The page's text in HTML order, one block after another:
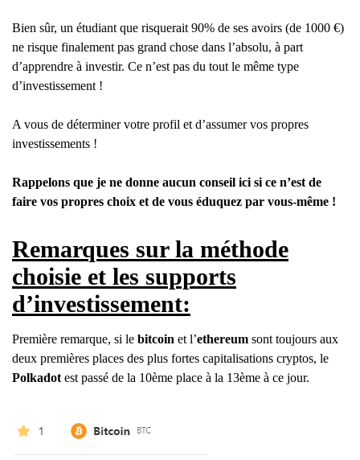
Bien sûr, un étudiant que risquerait 90% de ses avoirs (de 1000 €)
ne risque finalement pas grand chose dans l’absolu, à part
d’apprendre à investir. Ce n’est pas du tout le même type
d’investissement !
A vous de déterminer votre profil et d’assumer vos propres
investissements !
Rappelons que je ne donne aucun conseil ici si ce n’est de
faire vos propres choix et de vous éduquez par vous-même !
Remarques sur la méthode
choisie et les supports
d’investissement:
Première remarque, si le bitcoin et l’ethereum sont toujours aux
deux premières places des plus fortes capitalisations cryptos, le
Polkadot est passé de la 10ème place à la 13ème à ce jour.